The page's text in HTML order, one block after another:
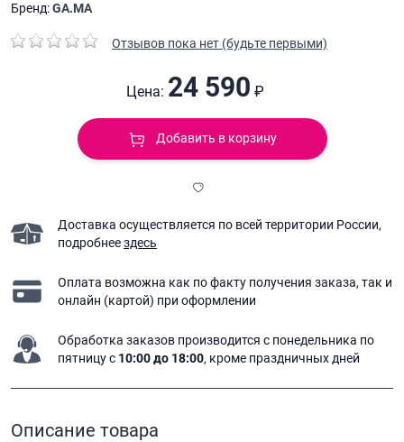
Бренд:GA.MA
Отзывов пока нет (будьте первыми)
Цена: 24 590 ₽
Добавить в корзину
Доставка осуществляется по всей территории России,
подробнеездесь
Оплата возможна как по факту получения заказа, так и
онлайн (картой) при оформлении
Обработка заказов производится с понедельника по
пятницу с 10:00 до 18:00, кроме праздничных дней
Описание товара